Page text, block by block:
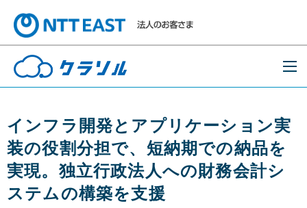
インフラ開発とアプリケーション実
装の役割分担で、短納期での納品を
実現。独立行政法人への財務会計シ
ステムの構築を支援